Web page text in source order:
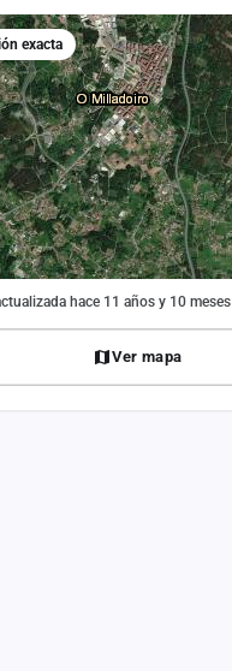
exacta
hace 11 años y 10 meses
Ver mapa